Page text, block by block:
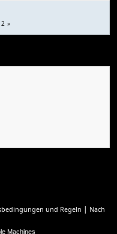
2
und Regeln | Nach
Machines